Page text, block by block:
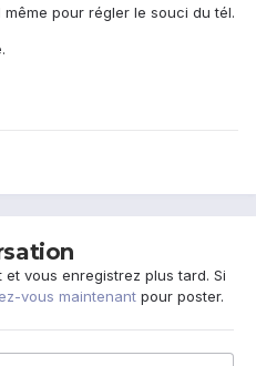
pour régler le souci du tél.
vous enregistrez plus tard. Si
vous maintenant pour poster.